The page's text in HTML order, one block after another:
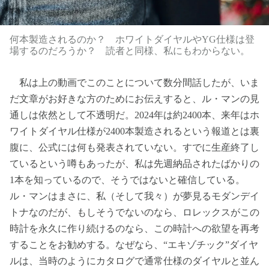
何本製造されるのか？ ホワイトダイヤルやYG仕様は登
場するのだろうか？ 読者と同様、私にもわからない。
私は上の動画でこのことについて数分間話したが、いま
だ文章がお好きな方のためにお伝えすると、ル・マンの見
通しは依然として不透明だ。2024年は約2400本、来年はホ
ワイトダイヤル仕様が2400本製造されるという報道とは裏
腹に、公式には何も発表されていない。すでに生産終了し
ているという噂もあったが、私は先週納品されたばかりの
1本を知っているので、そうではないと確信している。
ル・マンはまさに、私（そして我々）が夢見るモダンデイ
トナなのだが、もしそうでないのなら、ロレックスがこの
時計を永久に作り続けるのなら、この時計への欲望を再考
することをお勧めする。なぜなら、“エキゾチック”ダイヤ
ルは、当時のようにカタログで通常仕様のダイヤルと並ん